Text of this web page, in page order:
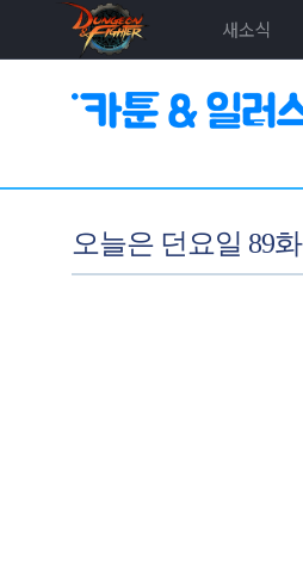
새소식
오늘은 던요일 89화